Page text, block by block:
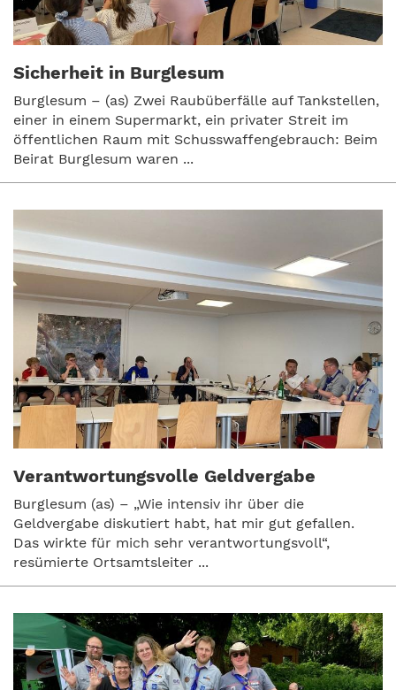
Sicherheit in Burglesum
Burglesum – (as) Zwei Raubüberfälle auf Tankstellen,
einer in einem Supermarkt, ein privater Streit im
öffentlichen Raum mit Schusswaffengebrauch: Beim
Beirat Burglesum waren ...
Verantwortungsvolle Geldvergabe
Burglesum (as) – „Wie intensiv ihr über die
Geldvergabe diskutiert habt, hat mir gut gefallen.
Das wirkte für mich sehr verantwortungsvoll“,
resümierte Ortsamtsleiter ...